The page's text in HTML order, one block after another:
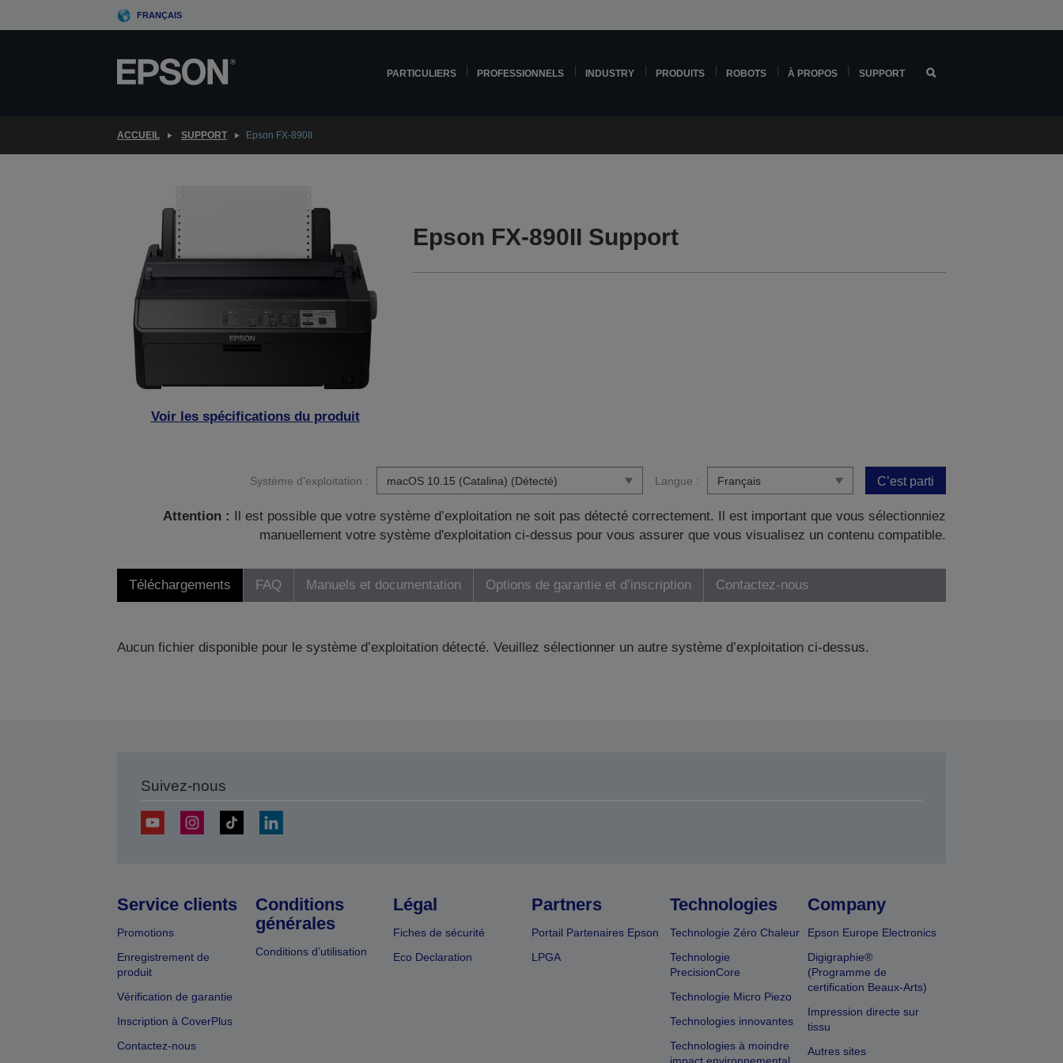
to
FRANÇAIS
PARTICULIERS PROFESSIONNELS INDUSTRY PRODUITS ROBOTS À PROPOS SUPPORT
ACCUEIL SUPPORT Epson FX-890II
Voir les spécifications du produit
Epson FX-890II Support
Système d’exploitation : Langue : C’est parti
Attention :
Il est possible que votre système d’exploitation ne soit pas détecté correctement. Il est important que vous sélectionniez
manuellement votre système d'exploitation ci-dessus pour vous assurer que vous visualisez un contenu compatible.
Téléchargements FAQ Manuels et documentation Options de garantie et d’inscription Contactez-nous
Aucun fichier disponible pour le système d’exploitation détecté. Veuillez sélectionner un autre système d’exploitation ci-dessus.
Suivez-nous
Service clients
Promotions
Enregistrement de
produit
Vérification de garantie
Inscription à CoverPlus
Contactez-nous
Conditions
générales
Conditions d’utilisation
Légal
Fiches de sécurité
Eco Declaration
Partners
Portail Partenaires Epson
LPGA
Technologies
Technologie Zéro Chaleur
Technologie
PrecisionCore
Technologie Micro Piezo
Technologies innovantes
Technologies à moindre
Company
Epson Europe Electronics
Digigraphie®
(Programme de
certification Beaux-Arts)
Impression directe sur
tissu
Autres sites